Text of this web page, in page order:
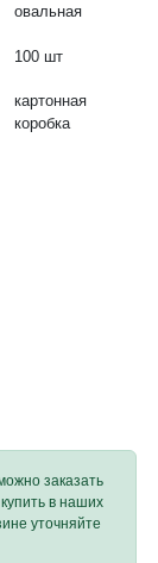
овальная
100 шт
картонная
коробка
заказать
в наших
уточняйте